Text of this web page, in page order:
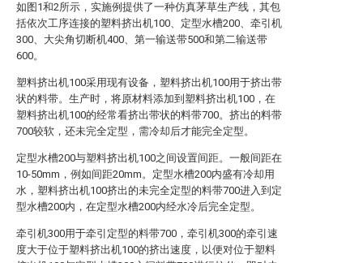
如图1和2所示，实施例提供了一种仿真茅草生产线，其包
括依次工序连接的塑料挤出机100、定型水槽200、牵引机
300、大尖角切断机400、第一输送带500和第二输送带
600。
塑料挤出机100采用现有设备，塑料挤出机100用于挤出带
状的料带。生产时，将原材料添加到塑料挤出机100，在
塑料挤出机100的经常看挤出带状的料带700。挤出的料带
700较软，还未完全定型，需冷却后才能完全定型。
定型水槽200与塑料挤出机100之间设置间距。一般间距在
10-50mm，例如间距20mm。定型水槽200内盛有冷却用
水，塑料挤出机100挤出的未完全定型的料带700进入到定
型水槽200内，在定型水槽200内经水冷后完全定型。
牵引机300用于牵引定型的料带700，牵引机300的牵引速
度大于位于塑料挤出机100的挤出速度，以便对位于塑料